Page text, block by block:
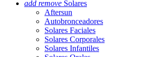
add remove Solares
Aftersun
Autobronceadores
Solares Faciales
Solares Corporales
Solares Infantiles